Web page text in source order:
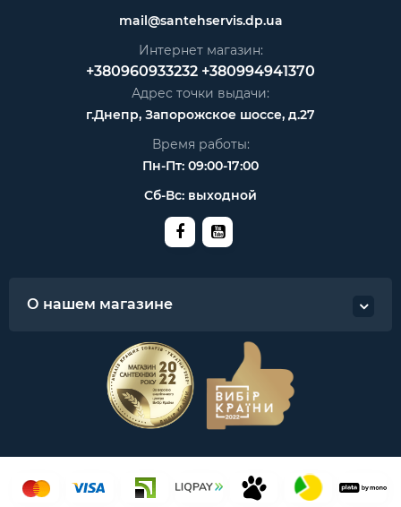
mail@santehservis.dp.ua
Интернет магазин:
+380960933232 +380994941370
Адрес точки выдачи:
г.Днепр, Запорожское шоссе, д.27
Время работы:
Пн-Пт: 09:00-17:00
Сб-Вс: выходной
О нашем магазине